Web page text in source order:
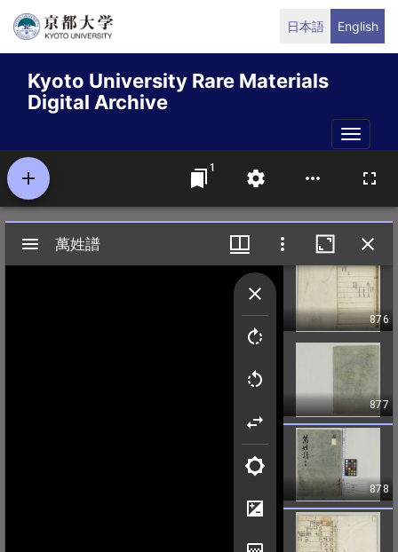
Skip
content
日本語 English
Kyoto University Rare Materials
Digital Archive
Toggle